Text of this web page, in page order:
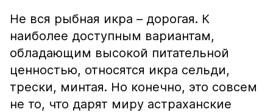
Не вся рыбная икра – дорогая. К
наиболее доступным вариантам,
обладающим высокой питательной
ценностью, относятся икра сельди,
трески, минтая. Но конечно, это совсем
не то, что дарят миру астраханские